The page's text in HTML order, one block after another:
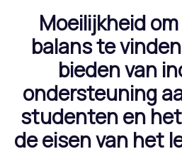
Moeilijkheid
balans te
bieden van
ondersteuning
studenten en
de eisen van het